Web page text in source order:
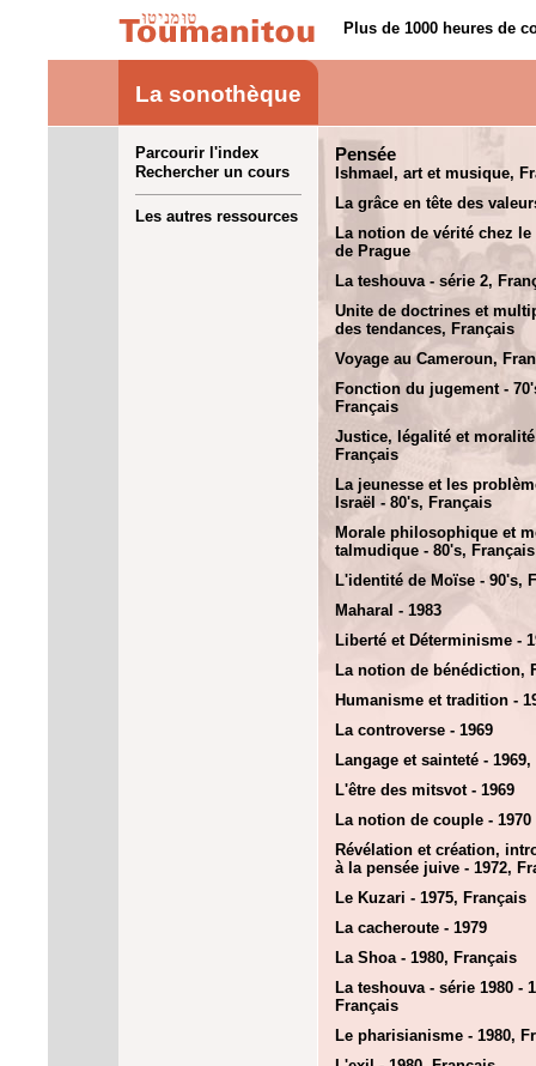
Plus de 1000 heures de
La sonothèque
Parcourir l'index
Rechercher un cours
Les autres ressources
Pensée
Ishmael, art et musique,
La grâce en tête des
La notion de vérité chez le
de Prague
La teshouva - série 2,
Unite de doctrines et
des tendances, Français
Voyage au Cameroun,
Fonction du jugement -
Français
Justice, légalité et
Français
La jeunesse et les
Israël - 80's, Français
Morale philosophique et
talmudique - 80's, Français
L'identité de Moïse - 90's,
Maharal - 1983
Liberté et Déterminisme -
La notion de bénédiction,
Humanisme et tradition -
La controverse - 1969
Langage et sainteté -
L'être des mitsvot - 1969
La notion de couple - 1970
Révélation et création,
à la pensée juive - 1972,
Le Kuzari - 1975, Français
La cacheroute - 1979
La Shoa - 1980, Français
La teshouva - série 1980 -
Français
Le pharisianisme - 1980,